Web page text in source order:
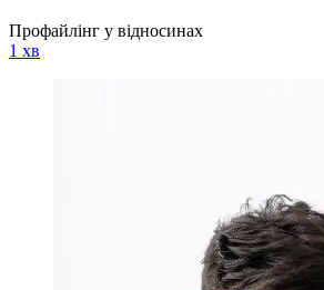
Профайлінг у відносинах
1 хв